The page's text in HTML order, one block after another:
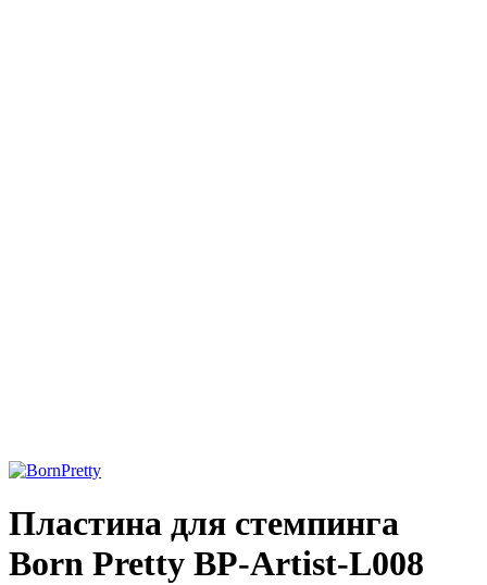
Пластина для стемпинга
Born Pretty BP-Artist-L008